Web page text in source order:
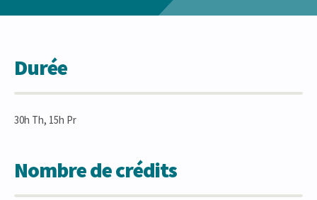
Durée
30h Th, 15h Pr
Nombre de crédits